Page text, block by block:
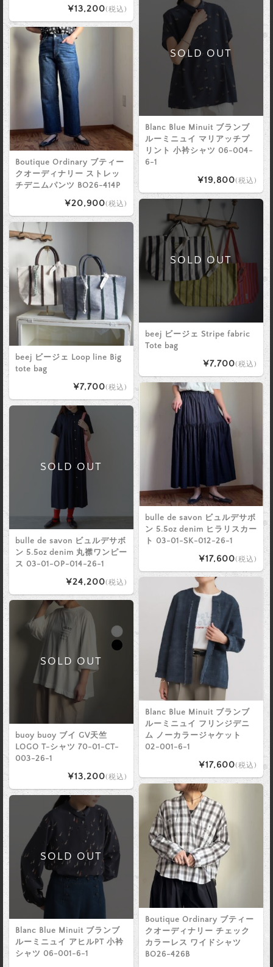
¥13,200(税込)
SOLD OUT
Blanc Blue Minuit ブランブ
ルーミニュイ マリアッチプ
リント 小衿シャツ 06-004-
6-1
¥19,800(税込)
Boutique Ordinary ブティー
クオーディナリー ストレッ
チデニムパンツ BO26-414P
¥20,900(税込)
SOLD OUT
beej ビージェ Stripe fabric
Tote bag
¥7,700(税込)
beej ビージェ Loop line Big
tote bag
¥7,700(税込)
bulle de savon ビュルデサボ
ン 5.5oz denim ヒラリスカー
ト 03-01-SK-012-26-1
¥17,600(税込)
SOLD OUT
bulle de savon ビュルデサボ
ン 5.5oz denim 丸襟ワンピー
ス 03-01-OP-014-26-1
¥24,200(税込)
Blanc Blue Minuit ブランブ
ルーミニュイ フリンジデニ
ム ノーカラージャケット
02-001-6-1
¥17,600(税込)
SOLD OUT
buoy buoy ブイ GV天竺
LOGO T-シャツ 70-01-CT-
003-26-1
¥13,200(税込)
Boutique Ordinary ブティー
クオーディナリー チェック
カラーレス ワイドシャツ
BO26-426B
SOLD OUT
Blanc Blue Minuit ブランブ
ルーミニュイ アヒルPT 小衿
シャツ 06-001-6-1